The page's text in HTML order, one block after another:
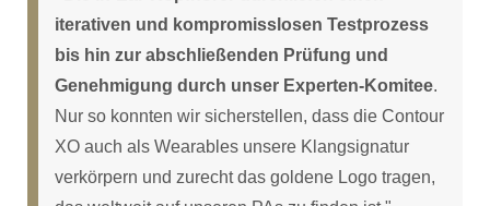
iterativen und kompromisslosen Testprozess
bis hin zur abschließenden Prüfung und
Genehmigung durch unser Experten-Komitee.
Nur so konnten wir sicherstellen, dass die Contour
XO auch als Wearables unsere Klangsignatur
verkörpern und zurecht das goldene Logo tragen,